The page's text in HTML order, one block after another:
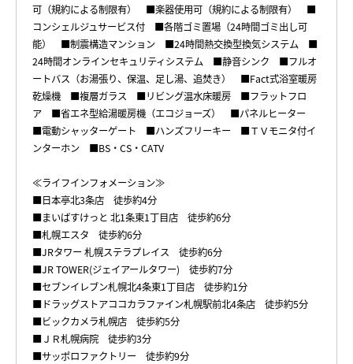
可（規約による制限有） ■楽器使用可（規約による制限有） ■
コンシェルジュサービス付 ■各階ゴミ置場（24時間ゴミ出し可
能） ■制震構造マンション ■24時間熱交換型換気システム ■
24時間オンラインセキュリティシステム ■静音シンク ■フルオ
ートバス（お湯張り、保温、足し湯、追焚き） ■Fact式浴室暖房
乾燥機 ■複層ガラス ■リビング温水床暖房 ■フラットフロ
ア ■省エネ型給湯暖房機（エコジョーズ） ■パネルヒーター
■電動シャッターゲート ■ハンズフリーキー ■ＴＶモニタ付イ
ンターホン ■BS・CS・CATV
≪ライフインフォメーション≫
■日本亭北3条店 徒歩約4分
■まいばすけっと 北1条東1丁目店 徒歩約6分
■札幌エスタ 徒歩約6分
■JRタワー 札幌ステラプレイス 徒歩約6分
■JR TOWER(ジェイアールタワー) 徒歩約7分
■セブンイレブン札幌北4条東1丁目店 徒歩約1分
■ドラッグストアココカラファイン札幌駅前北4条店 徒歩約5分
■ビックカメラ札幌店 徒歩約5分
■ＪＲ札幌病院 徒歩約3分
■サッポロファクトリー 徒歩約9分